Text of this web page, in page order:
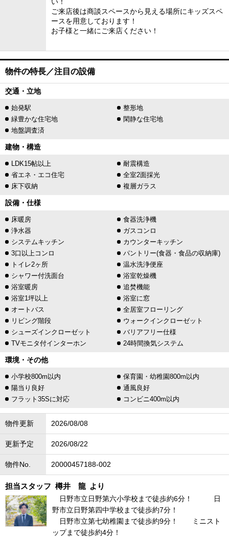
ご来店後は商談スペースから見える場所にキッズスペ
ースを用意しております！
お子様と一緒にご来店ください！
物件の特長／注目の設備
交通・立地
始発駅
整形地
緑豊かな住宅地
閑静な住宅地
地盤調査済
建物・構造
LDK15帖以上
耐震構造
省エネ・エコ住宅
全室2面採光
床下収納
複層ガラス
設備・仕様
床暖房
食器洗浄機
浄水器
ガスコンロ
システムキッチン
カウンターキッチン
3口以上コンロ
パントリー(食器・食品の収納庫)
トイレ2ヶ所
温水洗浄便座
シャワー付洗面台
浴室乾燥機
浴室暖房
追焚機能
浴室1坪以上
浴室に窓
オートバス
全居室フローリング
リビング階段
ウォークインクローゼット
シューズインクローゼット
バリアフリー仕様
TVモニタ付インターホン
24時間換気システム
環境・その他
小学校800m以内
保育園・幼稚園800m以内
陽当り良好
通風良好
フラット35Sに対応
コンビニ400m以内
物件更新 2026/08/08
更新予定 2026/08/22
物件No. 20000457188-002
担当スタッフ 樽井 龍 より
日野市立日野第六小学校まで徒歩約6分！ 日
野市立日野第四中学校まで徒歩約7分！
日野市立第七幼稚園まで徒歩約9分！ ミニスト
ップまで徒歩約4分！